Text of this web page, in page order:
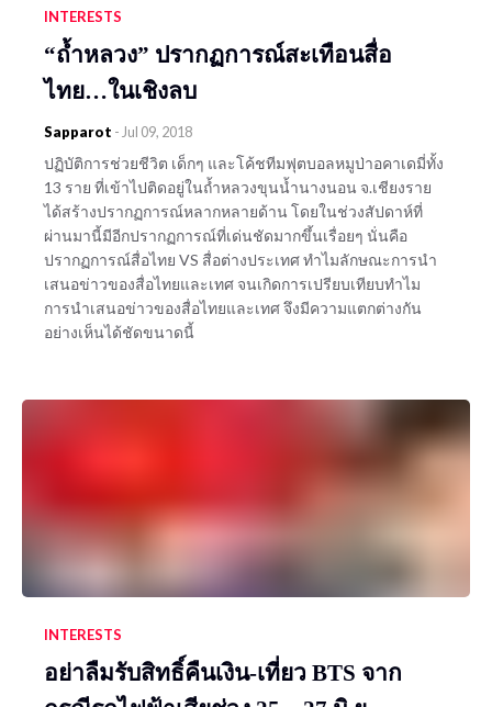
INTERESTS
“ถ้ำหลวง” ปรากฏการณ์สะเทือนสื่อ
ไทย…ในเชิงลบ
Sapparot - Jul 09, 2018
ปฏิบัติการช่วยชีวิต เด็กๆ และโค้ชทีมฟุตบอลหมูป่าอคาเดมี่ทั้ง
13 ราย ที่เข้าไปติดอยู่ในถ้ำหลวงขุนน้ำนางนอน จ.เชียงราย
ได้สร้างปรากฏการณ์หลากหลายด้าน โดยในช่วงสัปดาห์ที่
ผ่านมานี้มีอีกปรากฏการณ์ที่เด่นชัดมากขึ้นเรื่อยๆ นั่นคือ
ปรากฏการณ์สื่อไทย VS สื่อต่างประเทศ ทำไมลักษณะการนำ
เสนอข่าวของสื่อไทยและเทศ จนเกิดการเปรียบเทียบทำไม
การนำเสนอข่าวของสื่อไทยและเทศ จึงมีความแตกต่างกัน
อย่างเห็นได้ชัดขนาดนี้
INTERESTS
อย่าลืมรับสิทธิ์คืนเงิน-เที่ยว BTS จาก